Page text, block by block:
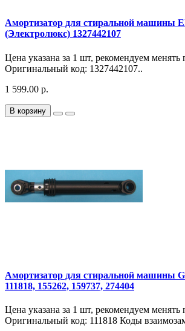
Амортизатор для стиральной машины
(Электролюкс) 1327442107
Цена указана за 1 шт, рекомендуем менять
Оригинальный код: 1327442107..
1 599.00 р.
В корзину
Амортизатор для стиральной машины
111818, 155262, 159737, 274404
Цена указана за 1 шт, рекомендуем менять
Оригинальный код: 111818 Коды